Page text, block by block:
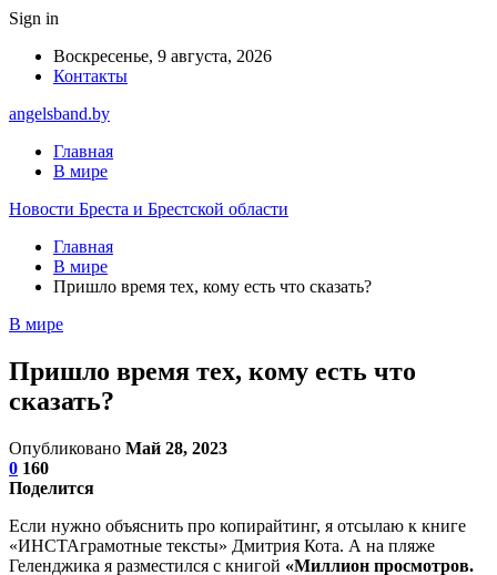
Sign in
Воскресенье, 9 августа, 2026
Контакты
angelsband.by
Главная
В мире
Новости Бреста и Брестской области
Главная
В мире
Пришло время тех, кому есть что сказать?
В мире
Пришло время тех, кому есть что
сказать?
Опубликовано Май 28, 2023
0 160
Поделится
Если нужно объяснить про копирайтинг, я отсылаю к книге
«ИНСТАграмотные тексты» Дмитрия Кота. А на пляже
Геленджика я разместился с книгой «Миллион просмотров.